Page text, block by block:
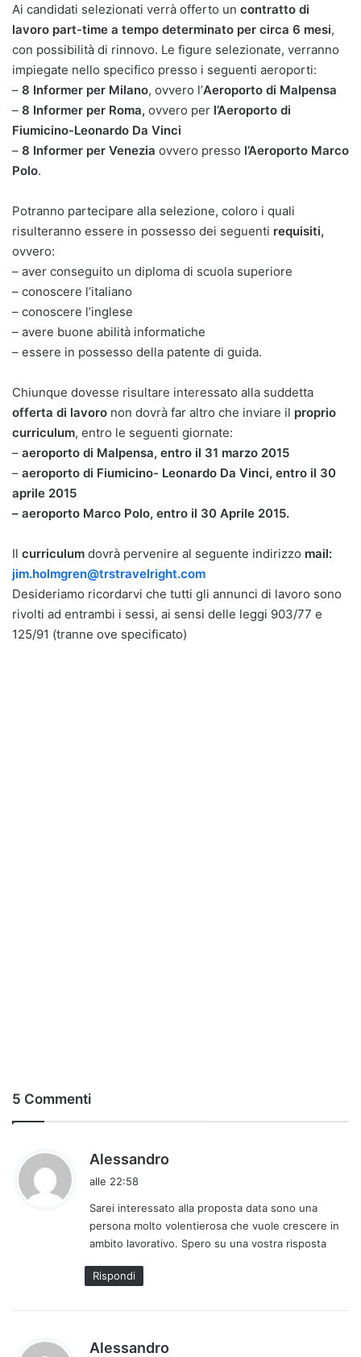
Ai candidati selezionati verrà offerto un contratto di
lavoro part-time a tempo determinato per circa 6 mesi,
con possibilità di rinnovo. Le figure selezionate, verranno
impiegate nello specifico presso i seguenti aeroporti:
– 8 Informer per Milano, ovvero l’Aeroporto di Malpensa
– 8 Informer per Roma, ovvero per l’Aeroporto di
Fiumicino-Leonardo Da Vinci
– 8 Informer per Venezia ovvero presso l’Aeroporto Marco
Polo.
Potranno partecipare alla selezione, coloro i quali
risulteranno essere in possesso dei seguenti requisiti,
ovvero:
– aver conseguito un diploma di scuola superiore
– conoscere l’italiano
– conoscere l’inglese
– avere buone abilità informatiche
– essere in possesso della patente di guida.
Chiunque dovesse risultare interessato alla suddetta
offerta di lavoro non dovrà far altro che inviare il proprio
curriculum, entro le seguenti giornate:
– aeroporto di Malpensa, entro il 31 marzo 2015
– aeroporto di Fiumicino- Leonardo Da Vinci, entro il 30
aprile 2015
– aeroporto Marco Polo, entro il 30 Aprile 2015.
Il curriculum dovrà pervenire al seguente indirizzo mail:
jim.holmgren@trstravelright.com
Desideriamo ricordarvi che tutti gli annunci di lavoro sono
rivolti ad entrambi i sessi, ai sensi delle leggi 903/77 e
125/91 (tranne ove specificato)
5 Commenti
Alessandro
e
t
t
alle 22:58
Sarei interessato alla proposta data sono una
persona molto volentierosa che vuole crescere in
ambito lavorativo. Spero su una vostra risposta
Rispondi
Alessandro